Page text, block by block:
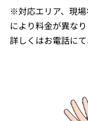
※対応エリア、現場
により料金が異なり
詳しくはお電話にて